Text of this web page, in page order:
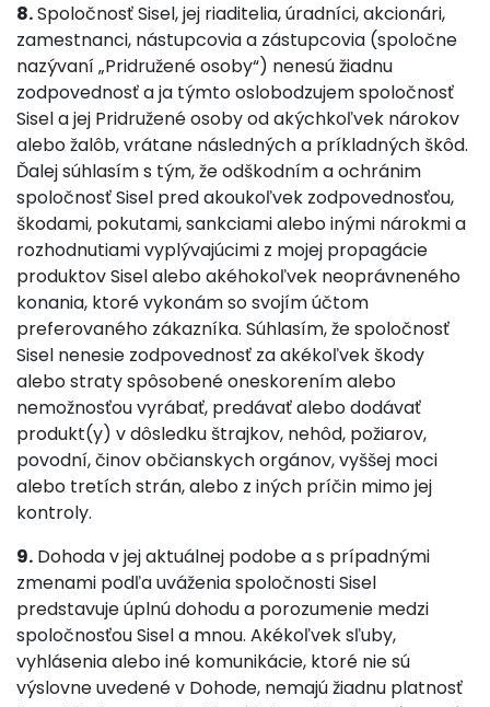
8.Spoločnosť Sisel, jej riaditelia, úradníci, akcionári,
zamestnanci, nástupcovia a zástupcovia (spoločne
nazývaní „Pridružené osoby“) nenesú žiadnu
zodpovednosť a ja týmto oslobodzujem spoločnosť
Sisel a jej Pridružené osoby od akýchkoľvek nárokov
alebo žalôb, vrátane následných a príkladných škôd.
Ďalej súhlasím s tým, že odškodním a ochránim
spoločnosť Sisel pred akoukoľvek zodpovednosťou,
škodami, pokutami, sankciami alebo inými nárokmi a
rozhodnutiami vyplývajúcimi z mojej propagácie
produktov Sisel alebo akéhokoľvek neoprávneného
konania, ktoré vykonám so svojím účtom
preferovaného zákazníka. Súhlasím, že spoločnosť
Sisel nenesie zodpovednosť za akékoľvek škody
alebo straty spôsobené oneskorením alebo
nemožnosťou vyrábať, predávať alebo dodávať
produkt(y) v dôsledku štrajkov, nehôd, požiarov,
povodní, činov občianskych orgánov, vyššej moci
alebo tretích strán, alebo z iných príčin mimo jej
kontroly.
9. Dohoda v jej aktuálnej podobe a s prípadnými
zmenami podľa uváženia spoločnosti Sisel
predstavuje úplnú dohodu a porozumenie medzi
spoločnosťou Sisel a mnou. Akékoľvek sľuby,
vyhlásenia alebo iné komunikácie, ktoré nie sú
výslovne uvedené v Dohode, nemajú žiadnu platnosť